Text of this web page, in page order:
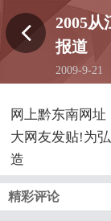
2005从
报道
2009-9-21
18:58:17
网上黔东南网址
大网友发贴!为
造
精彩评论